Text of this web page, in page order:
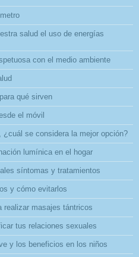
salud el uso de energías
con el medio ambiente
qué sirven
el móvil
¿cuál se considera la mejor opción?
lumínica en el hogar
síntomas y tratamientos
y cómo evitarlos
realizar masajes tántricos
tus relaciones sexuales
y los beneficios en los niños